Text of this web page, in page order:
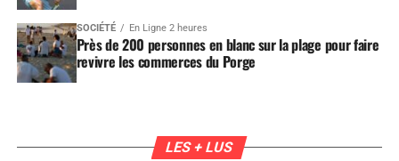
SOCIÉTÉ En Ligne 2 heures
Près de 200 personnes en blanc sur la plage pour faire
revivre les commerces du Porge
LES + LUS